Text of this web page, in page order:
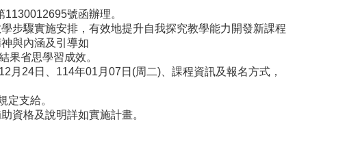
號函辦理。
步驟實施安排，有效地提升自我探究教學能力開發新課程
與內涵及引導如
省思學習成效。
24日、114年01月07日(周二)、課程資訊及報名方式，
定支給。
資格及說明詳如實施計畫。